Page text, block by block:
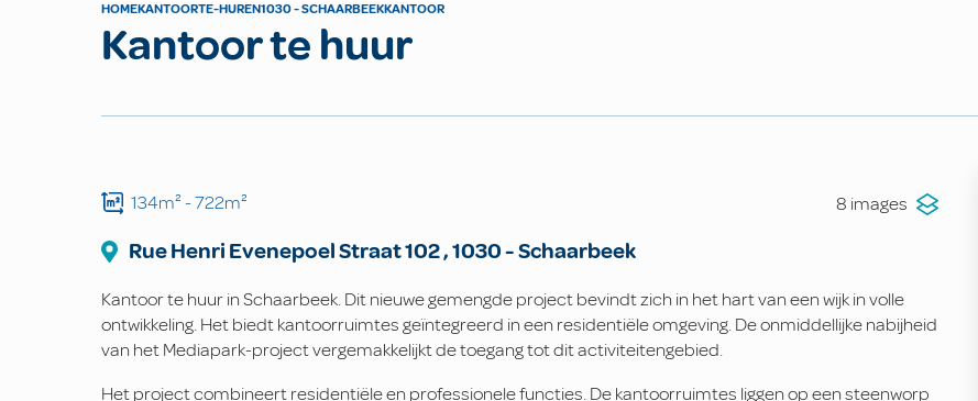
HOMEKANTOORTE-HUREN1030 - SCHAARBEEKKANTOOR
Kantoor te huur
134m²- 722m² 8 images
Rue Henri Evenepoel Straat102,1030-Schaarbeek
Kantoor te huur in Schaarbeek. Dit nieuwe gemengde project bevindt zich in het hart van een wijk in volle
ontwikkeling. Het biedt kantoorruimtes geïntegreerd in een residentiële omgeving. De onmiddellijke nabijheid
van het Mediapark-project vergemakkelijkt de toegang tot dit activiteitengebied.
Het project combineert residentiële en professionele functies. De kantoorruimtes liggen op een steenworp